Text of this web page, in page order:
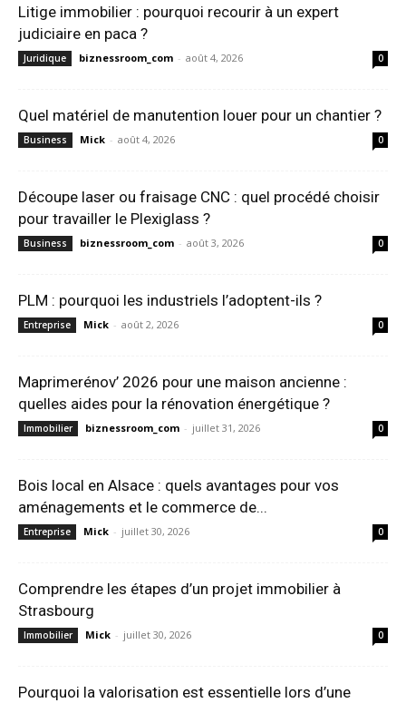
Litige immobilier : pourquoi recourir à un expert
judiciaire en paca ?
Juridique biznessroom_com - août 4, 2026 0
Quel matériel de manutention louer pour un chantier ?
Business Mick - août 4, 2026 0
Découpe laser ou fraisage CNC : quel procédé choisir
pour travailler le Plexiglass ?
Business biznessroom_com - août 3, 2026 0
PLM : pourquoi les industriels l’adoptent-ils ?
Entreprise Mick - août 2, 2026 0
Maprimerénov’ 2026 pour une maison ancienne :
quelles aides pour la rénovation énergétique ?
Immobilier biznessroom_com - juillet 31, 2026 0
Bois local en Alsace : quels avantages pour vos
aménagements et le commerce de...
Entreprise Mick - juillet 30, 2026 0
Comprendre les étapes d’un projet immobilier à
Strasbourg
Immobilier Mick - juillet 30, 2026 0
Pourquoi la valorisation est essentielle lors d’une